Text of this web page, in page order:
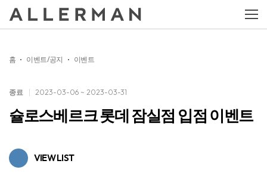
홈 이벤트/공지 이벤트
종료 2023-03-06 ~ 2023-03-31
슐로스베르크 롯데 잠실점 입점 이벤트
VIEW LIST